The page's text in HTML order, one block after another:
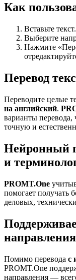
Как
Вставьте текст.
Выберите
Нажмите
Перевод
Переводите целые
на английский.
варианты
точную и
Нейронный
и
PROMT.One
помогает получать
деловых,
Помимо перевода с
PROMT.One
направления —